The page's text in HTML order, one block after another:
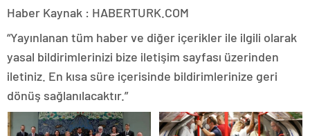
Haber Kaynak : HABERTURK.COM
“Yayınlanan tüm haber ve diğer içerikler ile ilgili olarak
yasal bildirimlerinizi bize iletişim sayfası üzerinden
iletiniz. En kısa süre içerisinde bildirimlerinize geri
dönüş sağlanılacaktır.”